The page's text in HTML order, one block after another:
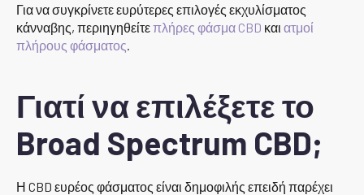
Για να συγκρίνετε ευρύτερες επιλογές εκχυλίσματος
κάνναβης, περιηγηθείτεπλήρες φάσμα CBD και ατμοί
πλήρους φάσματος.
Γιατί να επιλέξετε το
Broad Spectrum CBD;
Η CBD ευρέος φάσματος είναι δημοφιλής επειδή παρέχει